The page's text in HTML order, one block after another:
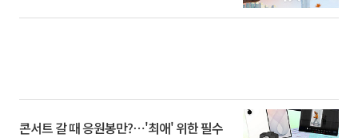
콘서트 갈 때 응원봉만?⋯'최애' 위한 필수